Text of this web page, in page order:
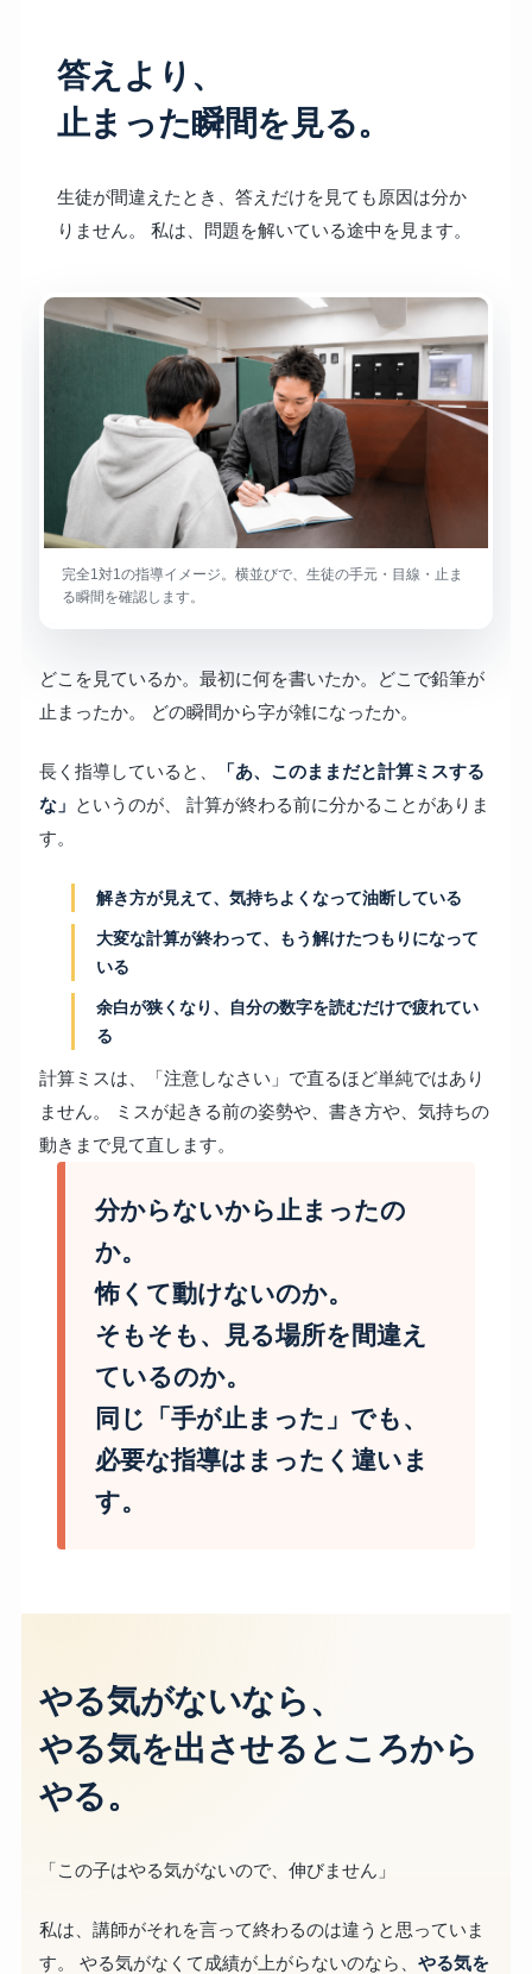
答えより、
止まった瞬間を見る。
生徒が間違えたとき、答えだけを見ても原因は分か
りません。 私は、問題を解いている途中を見ます。
完全1対1の指導イメージ。横並びで、生徒の手元・目線・止ま
る瞬間を確認します。
どこを見ているか。最初に何を書いたか。どこで鉛筆が
止まったか。 どの瞬間から字が雑になったか。
長く指導していると、
「あ、このままだと計算ミスする
な」
というのが、 計算が終わる前に分かることがありま
す。
解き方が見えて、気持ちよくなって油断している
大変な計算が終わって、もう解けたつもりになって
いる
余白が狭くなり、自分の数字を読むだけで疲れてい
る
計算ミスは、「注意しなさい」で直るほど単純ではあり
ません。 ミスが起きる前の姿勢や、書き方や、気持ちの
動きまで見て直します。
分からないから止まったの
か。
怖くて動けないのか。
そもそも、見る場所を間違え
ているのか。
同じ「手が止まった」でも、
必要な指導はまったく違いま
す。
やる気がないなら、
やる気を出させるところから
やる。
「この子はやる気がないので、伸びません」
私は、講師がそれを言って終わるのは違うと思っていま
す。 やる気がなくて成績が上がらないのなら、 やる気を